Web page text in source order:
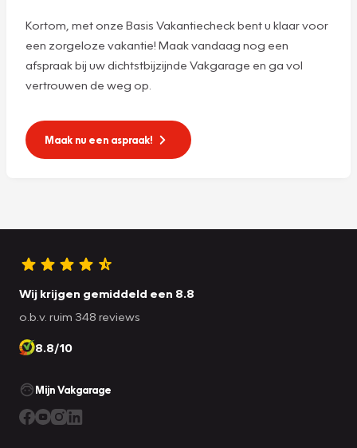
Kortom, met onze Basis Vakantiecheck bent u klaar voor
een zorgeloze vakantie! Maak vandaag nog een
afspraak bij uw dichtstbijzijnde Vakgarage en ga vol
vertrouwen de weg op.
Maak nu een aspraak!
Wij krijgen gemiddeld een 8.8
o.b.v. ruim 348 reviews
8.8/10
Mijn Vakgarage